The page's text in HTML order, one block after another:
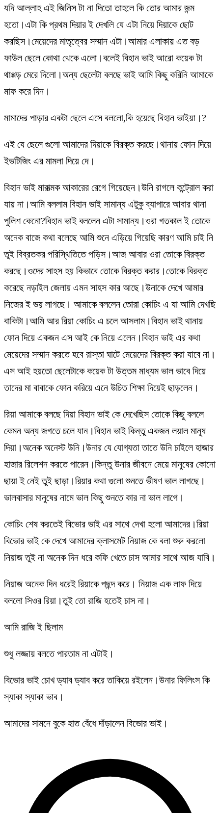
যদি আল্লাহ এই জিনিস টা না দিতো তাহলে কি তোর আমার জন্ম
হতো।এটা কি প্রথম দিয়ার ই দেখলি যে এটা নিয়ে দিয়াকে ছোট
করছিস।মেয়েদের মাতৃত্বের সম্মান এটা।আমার এলাকায় এত বড়
ফাউল ছেলে কোথা থেকে এলো।বলেই বিহান ভাই আরো কয়েক টা
থাপ্পড় মেরে দিলো।অন্য ছেলেটা বলছে ভাই আমি কিছু করিনি আমাকে
মাফ করে দিন।
মামাদের পাড়ার একটা ছেলে এসে বললো,কি হয়েছে বিহান ভাইয়া।?
এই যে ছেলে গুলো আমাদের দিয়াকে বিরক্ত করছে।থানায় ফোন দিয়ে
ইভটিজিং এর মামলা দিয়ে দে।
বিহান ভাই মারাত্মক আকারের রেগে গিয়েছেন।উনি রাগলে কন্ট্রোল করা
যায় না।আমি বললাম বিহান ভাই সামান্য এটুকু ব্যাপারে আবার থানা
পুলিশ কেনো?বিহান ভাই বললেন এটা সামান্য।ওরা গতকাল ই তোকে
অনেক বাজে কথা বলেছে আমি শুনে এড়িয়ে গিয়েছি কারণ আমি চাই নি
তুই বিব্রতকর পরিস্থিতিতে পড়িস।আজ আবার ওরা তোকে বিরক্ত
করছে।ওদের সাহস হয় কিভাবে তোকে বিরক্ত করার।তোকে বিরক্ত
করেছে নড়াইল জেলায় এমন সাহস কার আছে।উনাকে দেখে আমার
নিজের ই ভয় লাগছে। আমাকে বললেন তোরা কোচিং এ যা আমি দেখছি
বাকিটা।আমি আর রিয়া কোচিং এ চলে আসলাম।বিহান ভাই থানায়
ফোন দিয়ে একজন এস আই কে নিয়ে এলেন।বিহান ভাই এর কথা
মেয়েদের সম্মান করতে হবে রাস্তা ঘাটে মেয়েদের বিরক্ত করা যাবে না।
এস আই হয়তো ছেলেটাকে কয়েক টা উত্তম মাধ্যম ভাল ভাবে দিয়ে
তাদের মা বাবাকে ফোন করিয়ে এনে উচিত শিক্ষা দিয়েই ছাড়লেন।
রিয়া আমাকে বলছে দিয়া বিহান ভাই কে দেখেছিস তোকে কিছু বললে
কেমন অন্য জগতে চলে যান।বিহান ভাই কিন্তু একজন লয়াল মানুষ
দিয়া।অনেক অনেস্ট উনি।উনার যে যোগ্যতা তাতে উনি চাইলে হাজার
হাজার রিলেশন করতে পারেন।কিন্তু উনার জীবনে মেয়ে মানুষের কোনো
ছায়া ই নেই তুই ছাড়া।রিয়ার কথা গুলো শুনতে ভীষণ ভাল লাগছে।
ভালবাসার মানুষের নামে ভাল কিছু শুনতে কার না ভাল লাগে।
কোচিং শেষ করতেই বিভোর ভাই এর সাথে দেখা হলো আমাদের।রিয়া
বিভোর ভাই কে দেখে আমাদের ক্লাসমেট নিয়াজ কে বলা শুরু করলো
নিয়াজ তুই না অনেক দিন ধরে কফি খেতে চাস আমার সাথে আজ যাবি।
নিয়াজ অনেক দিন ধরেই রিয়াকে পছন্দ করে। নিয়াজ এক লাফ দিয়ে
বললো সিওর রিয়া।তুই তো রাজি হতেই চাস না।
আমি রাজি ই ছিলাম
শুধু লজ্জায় বলতে পারতাম না এটাই।
বিভোর ভাই চোখ ড্যাব ড্যাব করে তাকিয়ে রইলেন।উনার ফিলিংস কি
স্যাকা স্যাকা ভাব।
আমাদের সামনে বুকে হাত বেঁধে দাঁড়ালেন বিভোর ভাই।